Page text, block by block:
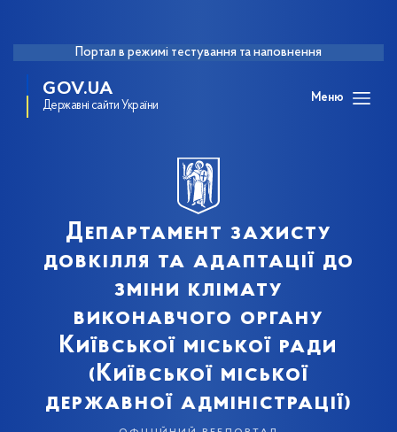
Портал в режимі тестування та наповнення
GOV.UA
Державні сайти України
Меню
Департамент захисту
довкілля та адаптації до
зміни клімату
виконавчого органу
Київської міської ради
(Київської міської
державної адміністрації)